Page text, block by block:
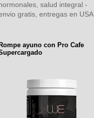
salud integral -
gratis, entregas en USA
Rompe ayuno con Pro Cafe